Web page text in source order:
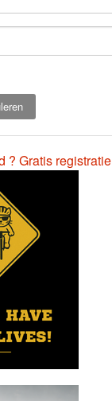
? Gratis registratie